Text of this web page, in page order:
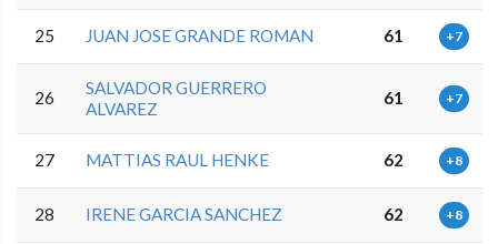
25 JUAN JOSE GRANDE ROMAN 61 +7
26
SALVADOR GUERRERO
ALVAREZ
61 +7
27 MATTIAS RAUL HENKE 62 +8
28 IRENE GARCIA SANCHEZ 62 +8